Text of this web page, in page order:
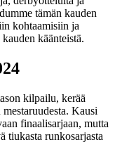
tämän kauden
kohtaamisiin ja
käänteistä.
kilpailu, kerää
Kausi
finaalisarjaan, mutta
tiukasta runkosarjasta